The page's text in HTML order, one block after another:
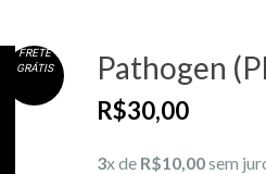
FRETE
GRÁTIS
Pathogen
R$30,00
3x de R$10,00sem